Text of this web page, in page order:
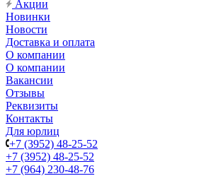
Акции
Новинки
Новости
Доставка и оплата
О компании
О компании
Вакансии
Отзывы
Реквизиты
Контакты
Для юрлиц
+7 (3952) 48-25-52
+7 (3952) 48-25-52
+7 (964) 230-48-76